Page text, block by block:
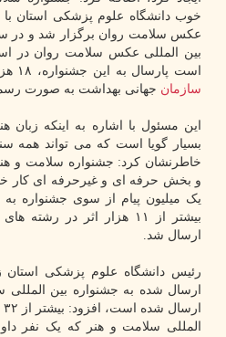
خوب دانشگاه علوم پزشکی استان با
بین المللی عکس سلامت روان در
است پارسال به این جشنواره، ۱۸ هزار عکس فرستاده شده بود و
سازمان جهانی بهداشت به صورت
این مسئول با اشاره به اینکه
بسیار گویا است که می تواند همه
و بخش حرفه ای و غیرحرفه ای کار
یک میلیون پیام از سوی جشنواره به
بیشتر از ۱۱ هزار اثر در
ارسال شد.
رئیس دانشگاه علوم پزشکی استان
المللی سلامت و هنر که یک نفر